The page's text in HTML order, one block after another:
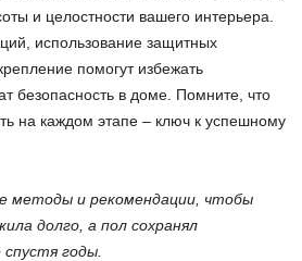
и целостности вашего интерьера.
использование защитных
помогут избежать
безопасность в доме. Помните, что
на каждом этапе – ключ к успешному
методы и рекомендации, чтобы
долго, а пол сохранял
годы.